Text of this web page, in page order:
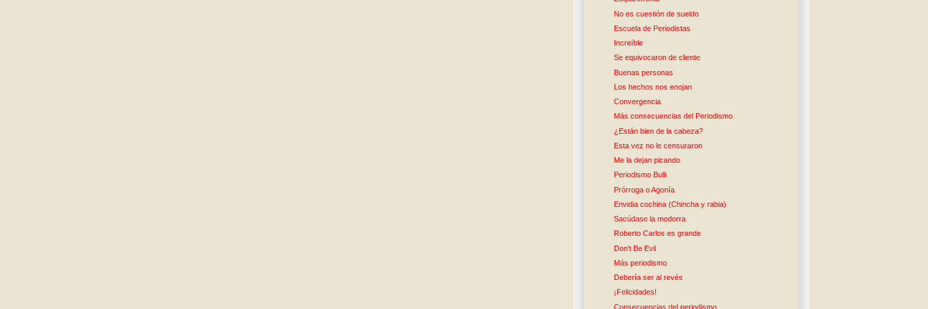
No es cuestión de sueldo
Escuela de Periodistas
Increíble
Se equivocaron de cliente
Buenas personas
Los hechos nos enojan
Convergencia
Más consecuencias del Periodismo
¿Están bien de la cabeza?
Esta vez no le censuraron
Me la dejan picando
Periodismo Bulli
Prórroga o Agonía
Envidia cochina (Chincha y rabia)
Sacúdase la modorra
Roberto Carlos es grande
Don't Be Evil
Más periodismo
Debería ser al revés
¡Felicidades!
Consecuencias del periodismo